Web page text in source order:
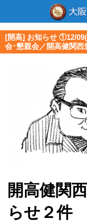
[開高] お知らせ ①12/
会･懇親会／開高健関西
開高健関
らせ２件